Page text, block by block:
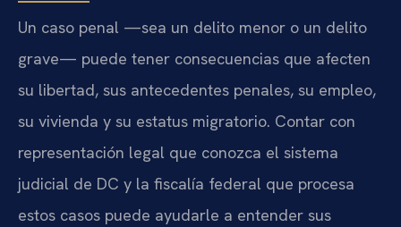
Un caso penal —sea un delito menor o un delito
grave— puede tener consecuencias que afecten
su libertad, sus antecedentes penales, su empleo,
su vivienda y su estatus migratorio. Contar con
representación legal que conozca el sistema
judicial de DC y la fiscalía federal que procesa
estos casos puede ayudarle a entender sus